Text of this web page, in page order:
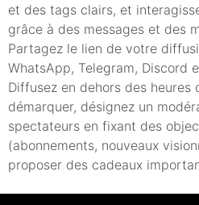
et des tags clairs, et
grâce à des messages et des
Partagez le lien de votre
WhatsApp, Telegram, Discord
Diffusez en dehors des heures
démarquer, désignez un
spectateurs en fixant des
(abonnements, nouveaux
proposer des cadeaux